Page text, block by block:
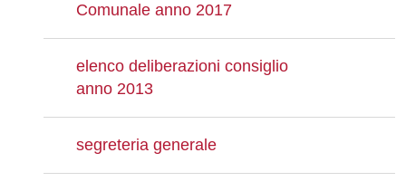
Comunale anno 2017
elenco deliberazioni consiglio
anno 2013
segreteria generale